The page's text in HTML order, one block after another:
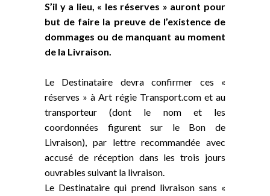
S’il y a lieu, « les réserves » auront pour
but de faire la preuve de l’existence de
dommages ou de manquant au moment
de la Livraison.
Le Destinataire devra confirmer ces «
réserves » à Art régie Transport.com et au
transporteur (dont le nom et les
coordonnées figurent sur le Bon de
Livraison), par lettre recommandée avec
accusé de réception dans les trois jours
ouvrables suivant la livraison.
Le Destinataire qui prend livraison sans «